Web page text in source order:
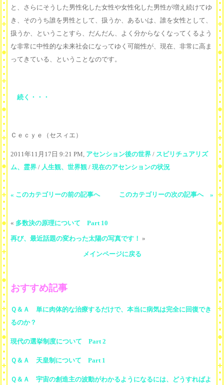
と、さらにそうした男性化した女性や女性化した男性が増え続けてゆ
き、そのうち誰を男性として、扱うか、あるいは、誰を女性として、
扱うか、ということすら、だんだん、よく分からなくなってくるよう
な非常に中性的な未来社会になってゆく可能性が、現在、非常に高ま
ってきている、ということなのです。
続く・・・
Ｃｅｃｙｅ（セスィエ）
2011年11月17日 9:21 PM, アセンション後の世界 / スピリチュアリズ
ム、霊界 / 人生観、世界観 / 現在のアセンションの状況
« このカテゴリーの前の記事へ このカテゴリーの次の記事へ »
« 多数決の原理について Part 10
再び、最近話題の変わった太陽の写真です！ »
メインページに戻る
おすすめ記事
Ｑ＆Ａ 単に肉体的な治療するだけで、本当に病気は完全に回復でき
るのか？
現代の選挙制度について Part 2
Ｑ＆Ａ 天皇制について Part 1
Ｑ＆Ａ 宇宙の創造主の波動がわかるようになるには、どうすればよ